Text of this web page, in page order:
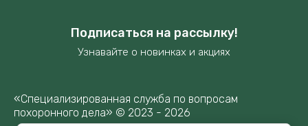
«Специализированная служба по вопросам
похоронного дела» © 2023 - 2026
Подписаться на рассылку!
Узнавайте о новинках и акциях